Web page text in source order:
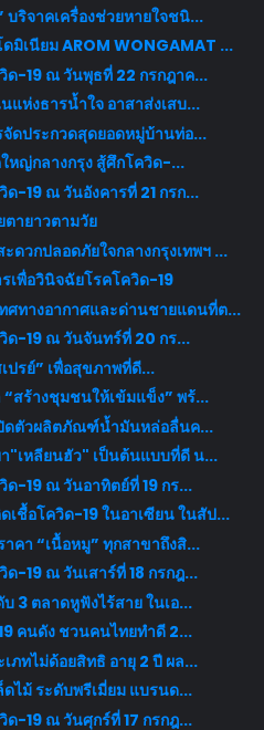
บริจาคเครื่องช่วยหายใจชนิ...
มิเนียม AROM WONGAMAT ...
ด-19 ณ วันพุธที่ 22 กรกฎาค...
แห่งธารน้ำใจ อาสาส่งเสบ...
ดประกวดสุดยอดหมู่บ้านท่อ...
หญ่กลางกรุง สู้ศึกโควิด-...
-19 ณ วันอังคารที่ 21 กรก...
ายาวตามวัย
ดวกปลอดภัยใจกลางกรุงเทพฯ ...
เพื่อวินิจฉัยโรคโควิด-19
ศทางอากาศและด่านชายแดนที่ต...
ด-19 ณ วันจันทร์ที่ 20 กร...
ปรย์” เพื่อสุขภาพที่ดี...
“สร้างชุมชนให้เข้มแข็ง” พร้...
ดตัวผลิตภัณฑ์น้ำมันหล่อลื่นค...
"เหลียนฮัว" เป็นต้นแบบที่ดี น...
-19 ณ วันอาทิตย์ที่ 19 กร...
ชื้อโควิด-19 ในอาเซียน ในสัป...
คา “เนื้อหมู” ทุกสาขาถึงสิ...
-19 ณ วันเสาร์ที่ 18 กรกฎ...
3 ตลาดหูฟังไร้สาย ในเอ...
คนดัง ชวนคนไทยทำดี 2...
ภทไม่ด้อยสิทธิ อายุ 2 ปี ผล...
ไม้ ระดับพรีเมี่ยม แบรนด...
-19 ณ วันศุกร์ที่ 17 กรกฎ...